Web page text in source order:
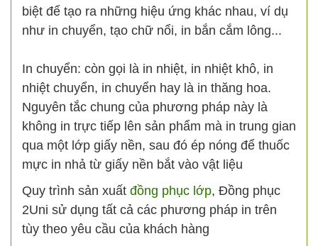
biệt để tạo ra những hiệu ứng khác nhau, ví dụ
như in chuyển, tạo chữ nổi, in bắn cắm lông...
In chuyển: còn gọi là in nhiệt, in nhiệt khô, in
nhiệt chuyển, in chuyển hay là in thăng hoa.
Nguyên tắc chung của phương pháp này là
không in trực tiếp lên sản phẩm mà in trung gian
qua một lớp giấy nền, sau đó ép nóng để thuốc
mực in nhả từ giấy nền bắt vào vật liệu
Quy trình sản xuất đồng phục lớp, Đồng phục
2Uni sử dụng tất cả các phương pháp in trên
tùy theo yêu cầu của khách hàng